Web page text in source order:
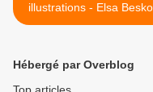
illustrations - Elsa
Hébergé par Overblog